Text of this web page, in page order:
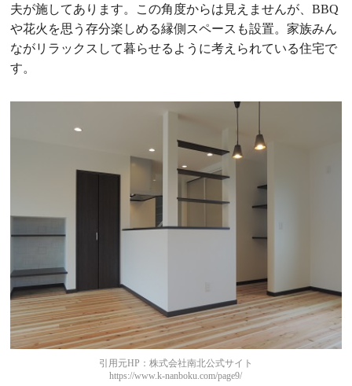
夫が施してあります。この角度からは見えませんが、BBQ
や花火を思う存分楽しめる縁側スペースも設置。家族みん
ながリラックスして暮らせるように考えられている住宅で
す。
引用元HP：株式会社南北公式サイト
https://www.k-nanboku.com/page9/